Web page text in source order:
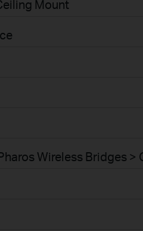
Mount
Wireless Bridges >